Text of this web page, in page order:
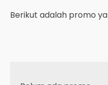
Berikut adalah promo